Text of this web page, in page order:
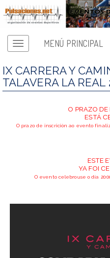
MENÚ PRINCIPAL
IX CARRERA Y
TALAVERA LA REAL
O PRAZO DE
ESTÁ
O prazo de inscrición ao evento
ESTE
YA FOI
O evento celebrouse o día